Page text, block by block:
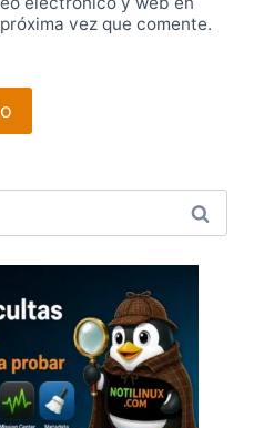
vez que comente.